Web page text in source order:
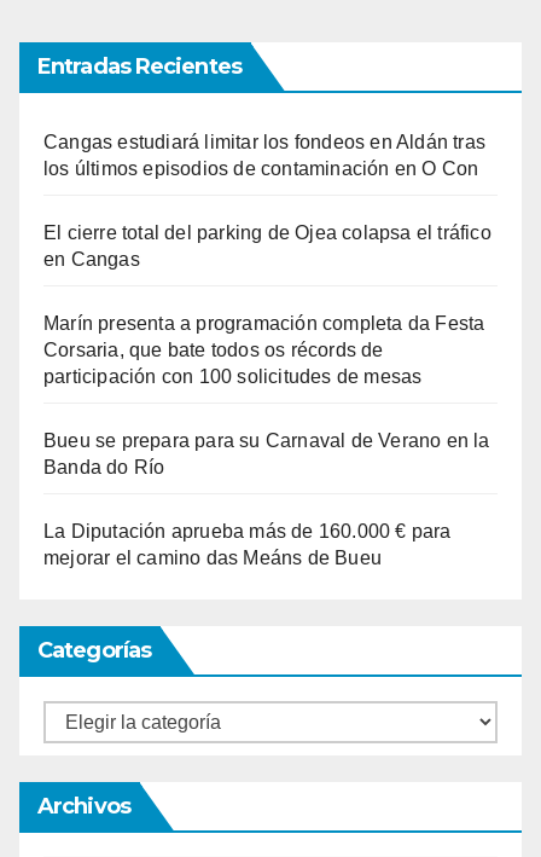
Entradas Recientes
Cangas estudiará limitar los fondeos en Aldán tras
los últimos episodios de contaminación en O Con
El cierre total del parking de Ojea colapsa el tráfico
en Cangas
Marín presenta a programación completa da Festa
Corsaria, que bate todos os récords de
participación con 100 solicitudes de mesas
Bueu se prepara para su Carnaval de Verano en la
Banda do Río
La Diputación aprueba más de 160.000 € para
mejorar el camino das Meáns de Bueu
Categorías
Categorías
Archivos